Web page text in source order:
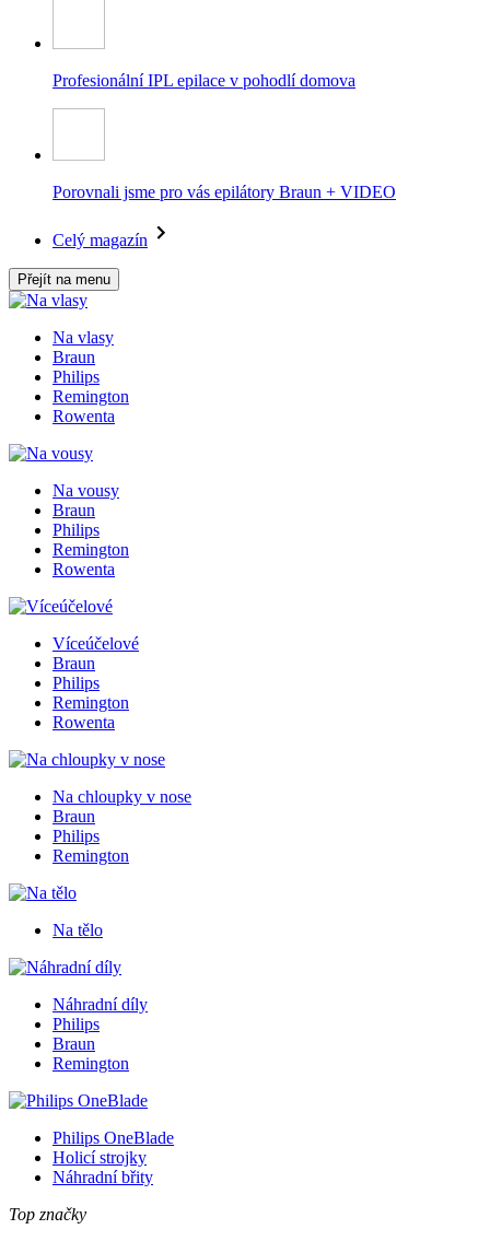
Profesionální IPL epilace v pohodlí domova
Porovnali jsme pro vás epilátory Braun + VIDEO
Celý magazín
Přejít na menu
Na vlasy
Braun
Philips
Remington
Rowenta
Na vousy
Braun
Philips
Remington
Rowenta
Víceúčelové
Braun
Philips
Remington
Rowenta
Na chloupky v nose
Braun
Philips
Remington
Na tělo
Náhradní díly
Philips
Braun
Remington
Philips OneBlade
Holicí strojky
Náhradní břity
Top značky